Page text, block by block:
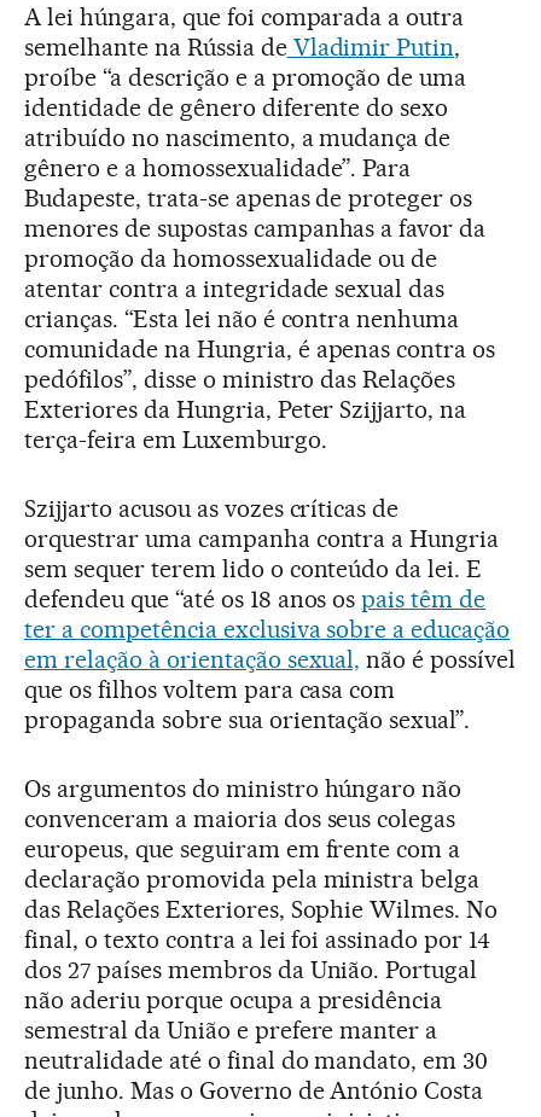
A lei húngara, que foi comparada a outra
semelhante na Rússia deVladimir Putin,
proíbe “a descrição e a promoção de uma
identidade de gênero diferente do sexo
atribuído no nascimento, a mudança de
gênero e a homossexualidade”. Para
Budapeste, trata-se apenas de proteger os
menores de supostas campanhas a favor da
promoção da homossexualidade ou de
atentar contra a integridade sexual das
crianças. “Esta lei não é contra nenhuma
comunidade na Hungria, é apenas contra os
pedófilos”, disse o ministro das Relações
Exteriores da Hungria, Peter Szijjarto, na
terça-feira em Luxemburgo.
Szijjarto acusou as vozes críticas de
orquestrar uma campanha contra a Hungria
sem sequer terem lido o conteúdo da lei. E
defendeu que “até os 18 anos ospais têm de
ter a competência exclusiva sobre a educação
em relação à orientação sexual, não é possível
que os filhos voltem para casa com
propaganda sobre sua orientação sexual”.
Os argumentos do ministro húngaro não
convenceram a maioria dos seus colegas
europeus, que seguiram em frente com a
declaração promovida pela ministra belga
das Relações Exteriores, Sophie Wilmes. No
final, o texto contra a lei foi assinado por 14
dos 27 países membros da União. Portugal
não aderiu porque ocupa a presidência
semestral da União e prefere manter a
neutralidade até o final do mandato, em 30
de junho. Mas o Governo de António Costa